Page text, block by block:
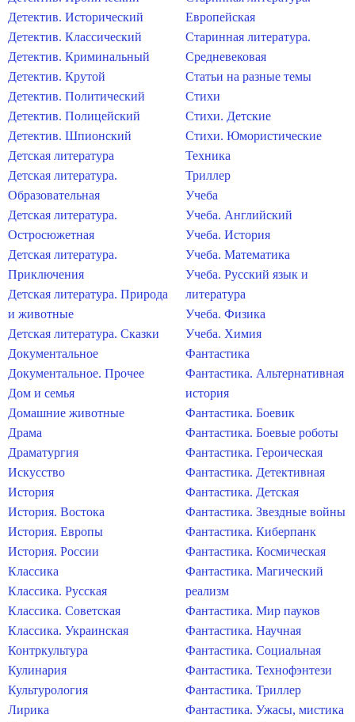
Детектив. Исторический
Детектив. Классический
Детектив. Криминальный
Детектив. Крутой
Детектив. Политический
Детектив. Полицейский
Детектив. Шпионский
Детская литература
Детская литература.
Образовательная
Детская литература.
Остросюжетная
Детская литература.
Приключения
Детская литература. Природа
и животные
Детская литература. Сказки
Документальное
Документальное. Прочее
Дом и семья
Домашние животные
Драма
Драматургия
Искусство
История
История. Востока
История. Европы
История. России
Классика
Классика. Русская
Классика. Советская
Классика. Украинская
Контркультура
Кулинария
Культурология
Лирика
Европейская
Старинная литература.
Средневековая
Статьи на разные темы
Стихи
Стихи. Детские
Стихи. Юмористические
Техника
Триллер
Учеба
Учеба. Английский
Учеба. История
Учеба. Математика
Учеба. Русский язык и
литература
Учеба. Физика
Учеба. Химия
Фантастика
Фантастика. Альтернативная
история
Фантастика. Боевик
Фантастика. Боевые роботы
Фантастика. Героическая
Фантастика. Детективная
Фантастика. Детская
Фантастика. Звездные войны
Фантастика. Киберпанк
Фантастика. Космическая
Фантастика. Магический
реализм
Фантастика. Мир пауков
Фантастика. Научная
Фантастика. Социальная
Фантастика. Технофэнтези
Фантастика. Триллер
Фантастика. Ужасы, мистика